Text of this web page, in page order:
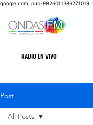
google.com, pub-
RADIO EN VIVO
Post
All Posts